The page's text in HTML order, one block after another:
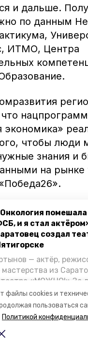
файлы cookies и
пользоваться
Политикой
помешала
и я стал
создал
— актёр,
мастерства из
театра «МОЖНО!» За
театр выпустил
премьеры. О том,
в Пятигорск и
и дальше.
по данным
ИТМО, Центра
чтобы люди
знания и
на рынке
предлагают
ProductManager,
Разработчик
анализа данных,
ПО,
Разработчик
Гореликова